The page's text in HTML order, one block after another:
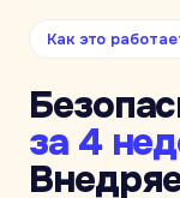
Как это
за 4